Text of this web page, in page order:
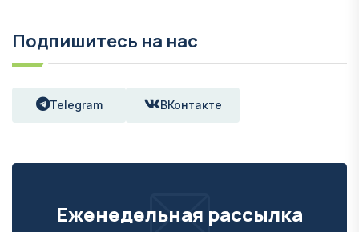
Подпишитесь на нас
Telegram ВКонтакте
Еженедельная рассылка